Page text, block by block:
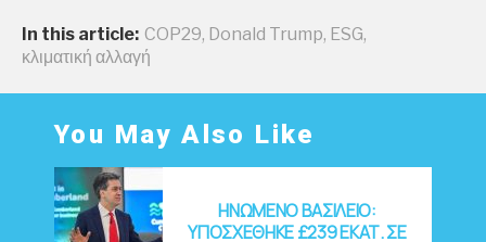
In this article: COP29, Donald Trump, ESG,
κλιματική αλλαγή
You May Also Like
ΗΝΩΜΕΝΟ ΒΑΣΙΛΕΙΟ:
ΥΠΟΣΧΕΘΗΚΕ £239 ΕΚΑΤ. ΣΕ